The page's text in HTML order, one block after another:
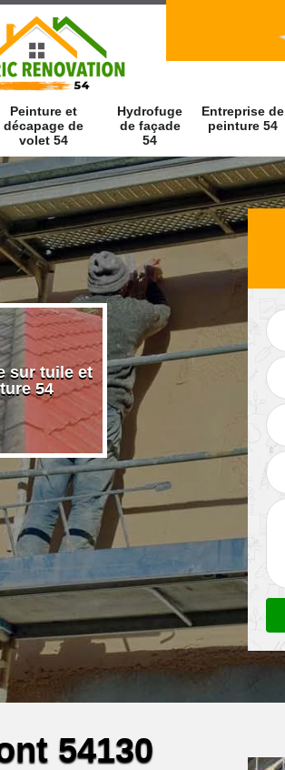
Peinture et
décapage de
volet 54
Hydrofuge
de façade
54
Entreprise de
peinture 54
sur tuile et
54
Peintre intérieur 54
54130